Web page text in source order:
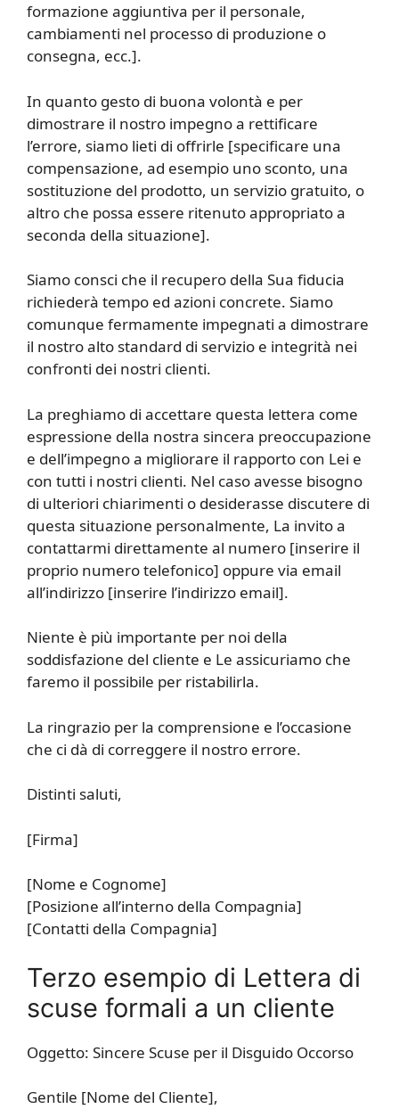
formazione aggiuntiva per il personale,
cambiamenti nel processo di produzione o
consegna, ecc.].
In quanto gesto di buona volontà e per
dimostrare il nostro impegno a rettificare
l’errore, siamo lieti di offrirle [specificare una
compensazione, ad esempio uno sconto, una
sostituzione del prodotto, un servizio gratuito, o
altro che possa essere ritenuto appropriato a
seconda della situazione].
Siamo consci che il recupero della Sua fiducia
richiederà tempo ed azioni concrete. Siamo
comunque fermamente impegnati a dimostrare
il nostro alto standard di servizio e integrità nei
confronti dei nostri clienti.
La preghiamo di accettare questa lettera come
espressione della nostra sincera preoccupazione
e dell’impegno a migliorare il rapporto con Lei e
con tutti i nostri clienti. Nel caso avesse bisogno
di ulteriori chiarimenti o desiderasse discutere di
questa situazione personalmente, La invito a
contattarmi direttamente al numero [inserire il
proprio numero telefonico] oppure via email
all’indirizzo [inserire l’indirizzo email].
Niente è più importante per noi della
soddisfazione del cliente e Le assicuriamo che
faremo il possibile per ristabilirla.
La ringrazio per la comprensione e l’occasione
che ci dà di correggere il nostro errore.
Distinti saluti,
[Firma]
[Nome e Cognome]
[Posizione all’interno della Compagnia]
[Contatti della Compagnia]
Terzo esempio di Lettera di
scuse formali a un cliente
Oggetto: Sincere Scuse per il Disguido Occorso
Gentile [Nome del Cliente],